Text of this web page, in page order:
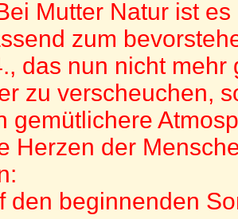
Mutter Natur ist
zum
das nun nicht mehr
zu verscheuchen,
gemütlichere
Herzen der
den beginnenden